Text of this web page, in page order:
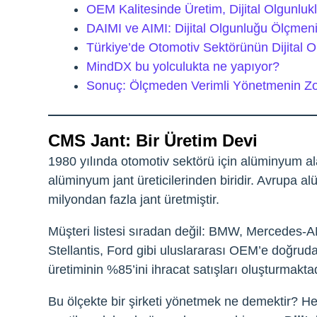
OEM Kalitesinde Üretim, Dijital
DAIMI ve AIMI: Dijital Olgunluğu
Türkiye’de Otomotiv Sektörünün Dijital
MindDX bu yolculukta ne yapıyor?
Sonuç: Ölçmeden Verimli Yönetmenin
CMS Jant: Bir Üretim Devi
1980 yılında otomotiv sektörü için alüminyum
alüminyum jant üreticilerinden biridir. Avrupa
milyondan fazla jant üretmiştir.
Müşteri listesi sıradan değil: BMW,
Stellantis, Ford gibi uluslararası OEM’e
üretiminin %85’ini ihracat satışları
Bu ölçekte bir şirketi yönetmek ne demektir?